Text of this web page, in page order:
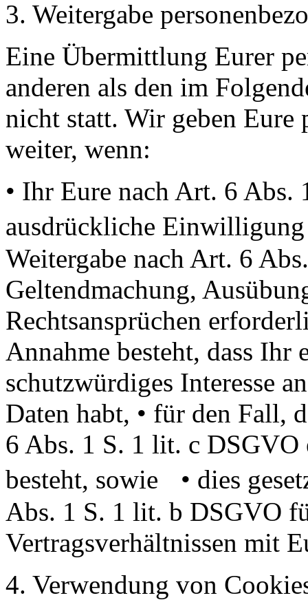
3. Weitergabe
Eine Übermittlung Eurer
anderen als den im
nicht statt. Wir geben Eure
weiter, wenn:
• Ihr Eure nach Art. 6
ausdrückliche
Weitergabe nach Art. 6
Geltendmachung,
Rechtsansprüchen
Annahme besteht, dass Ihr
schutzwürdiges Interesse
Daten habt, • für den Fall,
6 Abs. 1 S. 1 lit. c
besteht, sowie • dies
Abs. 1 S. 1 lit. b DSGVO
Vertragsverhältnissen mit
4. Verwendung von